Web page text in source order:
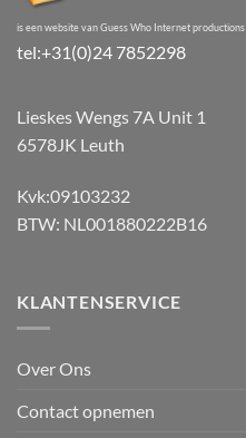
is een website van Guess Who Internet productions
tel:+31(0)24 7852298
Lieskes Wengs 7A Unit 1
6578JK Leuth
Kvk:09103232
BTW: NL001880222B16
KLANTENSERVICE
Over Ons
Contact opnemen